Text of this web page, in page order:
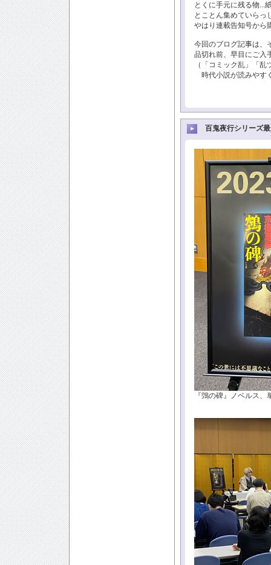
とくに手元に残る物...
とことん集めていらっ
やはり連載告知号から
今回のブログ記事は、
品切れ前、早目にご入
（「コミック乱」「
時代小説が読みやす
百鬼夜行シリーズ
『鵼の碑』ノベルス